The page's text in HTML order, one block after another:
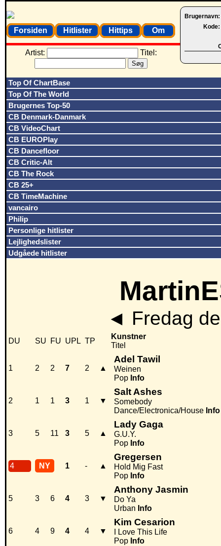
Brugernavn:
Kode:
Forsiden Hitlister Hittips Om
Artist: Titel:
Top Of ChartBase
Top Of The World
Brugernes Top-50
CB Denmark-Danmark
CB VideoChart
CB EUROPlay
CB Dancefloor
CB Critic-Alt
CB The Rock
CB 25+
CB TimeMachine
vancairo
Philip
Personlige hitlister
Lejlighedslister
Udgåede hitlister
◄ Fredag
DU SU FU UPL TP
Kunstner
Titel
1 2 2 7 2 ▲
Adel Tawil
Weinen
Pop Info
2 1 1 3 1 ▼
Salt Ashes
Somebody
Dance/Electronica/House Info
3 5 11 3 5 ▲
Lady Gaga
G.U.Y.
Pop Info
4 NY 1 - ▲
Gregersen
Hold Mig Fast
Pop Info
5 3 6 4 3 ▼
Anthony Jasmin
Do Ya
Urban Info
6 4 9 4 4 ▼
Kim Cesarion
I Love This Life
Pop Info